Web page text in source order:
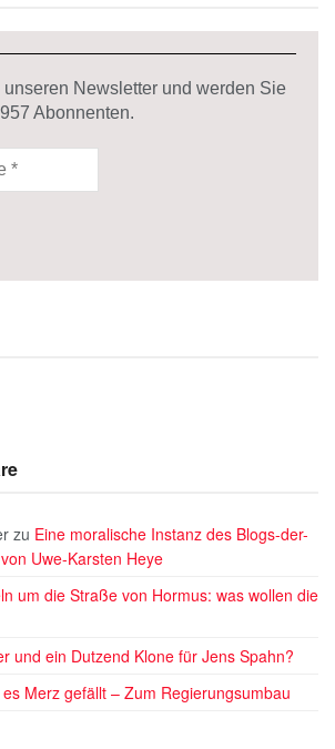
Newsletter und werden Sie
Abonnenten.
zu Eine moralische Instanz des Blogs-der-
Uwe-Karsten Heye
um die Straße von Hormus: was wollen die
und ein Dutzend Klone für Jens Spahn?
Merz gefällt – Zum Regierungsumbau